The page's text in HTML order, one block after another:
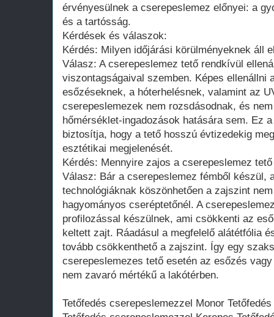
érvényesülnek a cserepeslemez előnyei: a
és a tartósság.
Kérdések és válaszok:
Kérdés: Milyen időjárási körülményeknek áll
Válasz: A cserepeslemez tető rendkívül
viszontagságaival szemben. Képes ellenállni
esőzéseknek, a hóterhelésnek, valamint az
cserepeslemezek nem rozsdásodnak, és
hőmérséklet-ingadozások hatására sem. Ez
biztosítja, hogy a tető hosszú évtizedekig
esztétikai megjelenését.
Kérdés: Mennyire zajos a cserepeslemez
Válasz: Bár a cserepeslemez fémből készül,
technológiáknak köszönhetően a zajszint
hagyományos cseréptetőnél. A
profilozással készülnek, ami csökkenti az
keltett zajt. Ráadásul a megfelelő alátétfólia
tovább csökkenthető a zajszint. Így egy
cserepeslemezes tető esetén az esőzés
nem zavaró mértékű a lakótérben.
Tetőfedés cserepeslemezzel Monor